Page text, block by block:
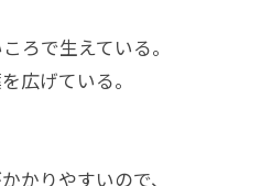
ろで生えている。
広げている。
かりやすいので、